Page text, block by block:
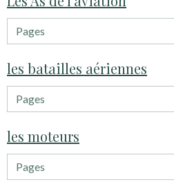
les batailles aériennes
les moteurs